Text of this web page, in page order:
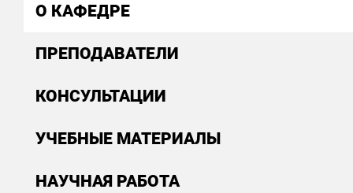
О КАФЕДРЕ
ПРЕПОДАВАТЕЛИ
КОНСУЛЬТАЦИИ
УЧЕБНЫЕ МАТЕРИАЛЫ
НАУЧНАЯ РАБОТА